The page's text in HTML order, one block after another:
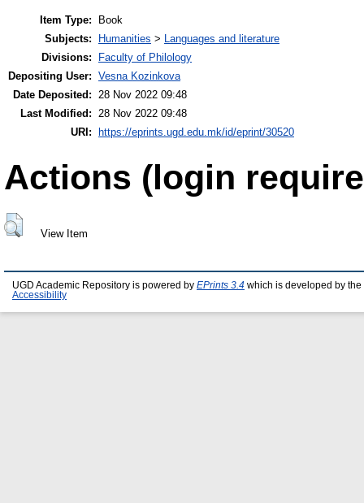
Item Type:
Book
Subjects:
Humanities > Languages and literature
Divisions:
Faculty of Philology
Depositing User: Vesna Kozinkova
Date Deposited: 28 Nov 2022 09:48
Last Modified: 28 Nov 2022 09:48
URI:
https://eprints.ugd.edu.mk/id/eprint/30520
Actions (login
View Item
UGD Academic Repository is powered by EPrints 3.4 which is developed by the
Accessibility